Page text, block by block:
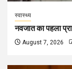
स्वास्थ्य
नवजात का पहला
August 7, 2026